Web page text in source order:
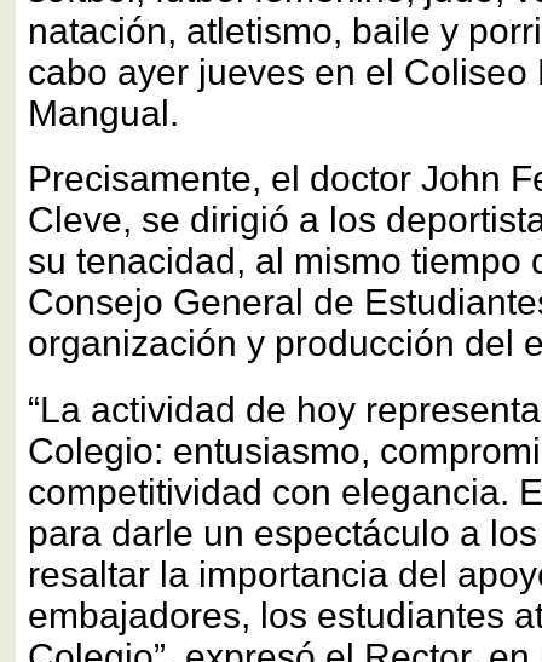
natación, atletismo, baile y
cabo ayer jueves en el Coliseo
Mangual.
Precisamente, el doctor John
Cleve, se dirigió a los
su tenacidad, al mismo tiempo
Consejo General de
organización y producción del
“La actividad de hoy
Colegio: entusiasmo,
competitividad con elegancia.
para darle un espectáculo a
resaltar la importancia del
embajadores, los estudiantes